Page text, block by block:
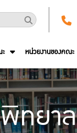
หน่วยงานของคณะ
ทยา